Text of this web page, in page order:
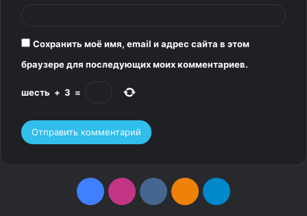
Сохранить моё имя, email и адрес сайта в этом
браузере для последующих моих комментариев.
шесть + 3 =
F
v
О
T